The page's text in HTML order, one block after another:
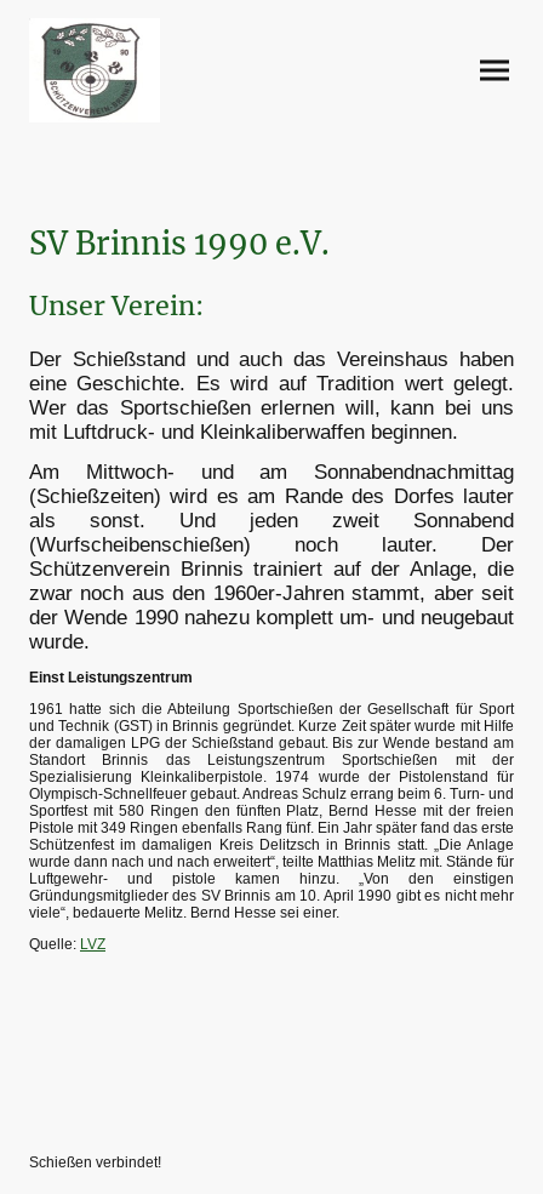
SV Brinnis 1990 e.V.
Unser Verein:
Der Schießstand und auch das Vereinshaus haben
eine Geschichte. Es wird auf Tradition wert gelegt.
Wer das Sportschießen erlernen will, kann bei uns
mit Luftdruck- und Kleinkaliberwaffen beginnen.
Am Mittwoch- und am Sonnabendnachmittag
(Schießzeiten) wird es am Rande des Dorfes lauter
als sonst. Und jeden zweit Sonnabend
(Wurfscheibenschießen) noch lauter. Der
Schützenverein Brinnis trainiert auf der Anlage, die
zwar noch aus den 1960er-Jahren stammt, aber seit
der Wende 1990 nahezu komplett um- und neugebaut
wurde.
Einst Leistungszentrum
1961 hatte sich die Abteilung Sportschießen der Gesellschaft für Sport
und Technik (GST) in Brinnis gegründet. Kurze Zeit später wurde mit Hilfe
der damaligen LPG der Schießstand gebaut. Bis zur Wende bestand am
Standort Brinnis das Leistungszentrum Sportschießen mit der
Spezialisierung Kleinkaliberpistole. 1974 wurde der Pistolenstand für
Olympisch-Schnellfeuer gebaut. Andreas Schulz errang beim 6. Turn- und
Sportfest mit 580 Ringen den fünften Platz, Bernd Hesse mit der freien
Pistole mit 349 Ringen ebenfalls Rang fünf. Ein Jahr später fand das erste
Schützenfest im damaligen Kreis Delitzsch in Brinnis statt. „Die Anlage
wurde dann nach und nach erweitert“, teilte Matthias Melitz mit. Stände für
Luftgewehr- und pistole kamen hinzu. „Von den einstigen
Gründungsmitglieder des SV Brinnis am 10. April 1990 gibt es nicht mehr
viele“, bedauerte Melitz. Bernd Hesse sei einer.
Quelle: LVZ
Schießen verbindet!